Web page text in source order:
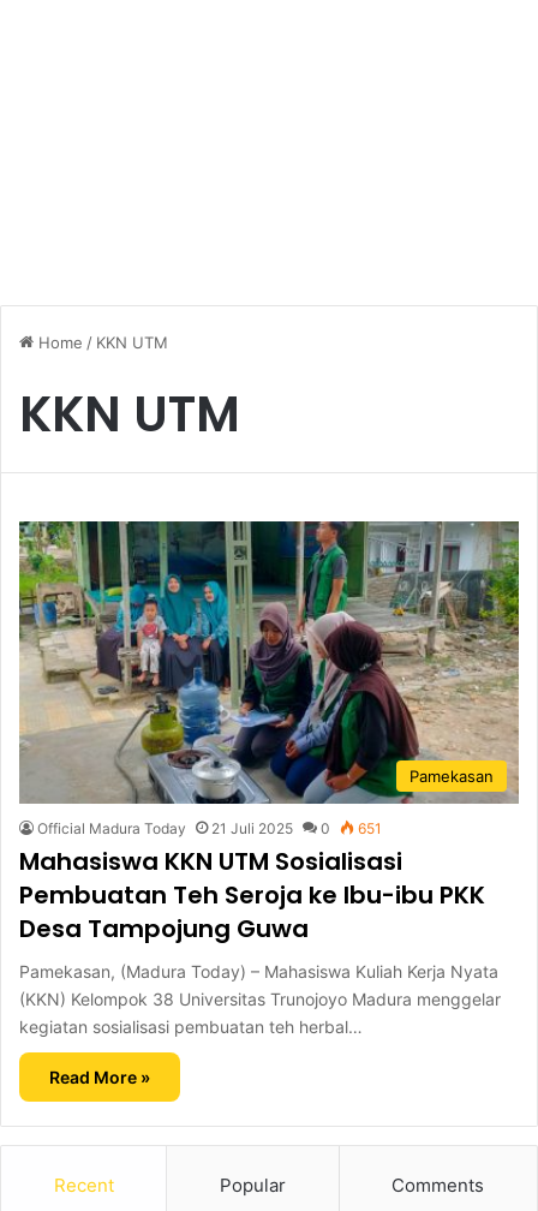
Home / KKN UTM
KKN UTM
Pamekasan
Official Madura Today 21 Juli 2025 0 651
Mahasiswa KKN UTM Sosialisasi
Pembuatan Teh Seroja ke Ibu-ibu PKK
Desa Tampojung Guwa
Pamekasan, (Madura Today) – Mahasiswa Kuliah Kerja Nyata
(KKN) Kelompok 38 Universitas Trunojoyo Madura menggelar
kegiatan sosialisasi pembuatan teh herbal…
Read More »
Recent Popular Comments